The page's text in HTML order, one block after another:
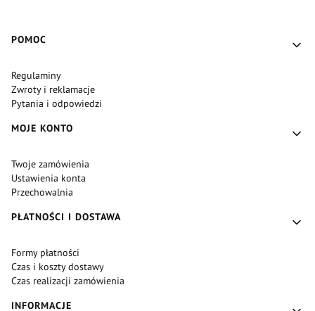
Linki w stopce
POMOC
Regulaminy
Zwroty i reklamacje
Pytania i odpowiedzi
MOJE KONTO
Twoje zamówienia
Ustawienia konta
Przechowalnia
PŁATNOŚCI I DOSTAWA
Formy płatności
Czas i koszty dostawy
Czas realizacji zamówienia
INFORMACJE